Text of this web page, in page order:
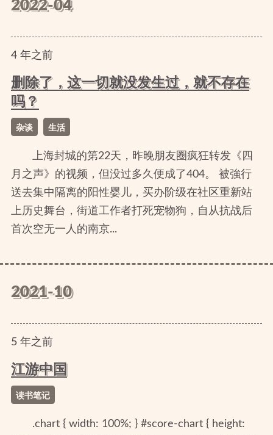
2022-04
4年之前
删除了，这一切就没发生过，就不存在
吗？
杂谈 生活
上海封城的第22天，昨晚朋友圈疯狂转发《四
月之声》的视频，但没过多久便成了404。 被強行
送去集中隔离的阳性婴儿，买办阶级在社区重新站
上历史舞台，街道工作者打死宠物狗，自从抗战后
首次空无一人的南京...
2021-10
5年之前
江游中国
读书笔记
.chart { width: 100%; } #score-chart { height: